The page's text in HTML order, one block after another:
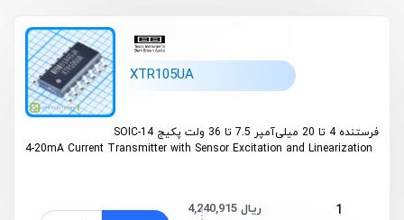
XTR105UA
فرستنده 4 تا 20 میلی‌آمپر 7.5 تا 36 ولت پکیج SOIC-14
4-20mA Current Transmitter with Sensor Excitation and Linearization
1 4,240,915 ریال